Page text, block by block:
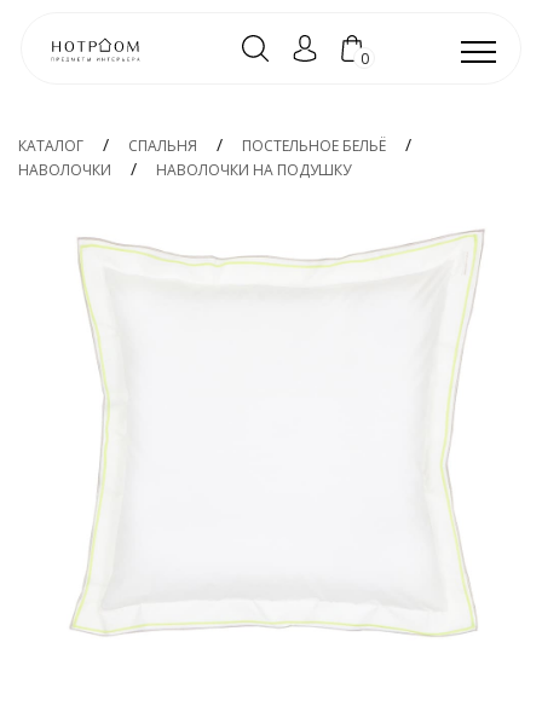
0
КАТАЛОГ СПАЛЬНЯ
ПОСТЕЛЬНОЕ БЕЛЬЁ
НАВОЛОЧКИ
НАВОЛОЧКИ НА ПОДУШКУ